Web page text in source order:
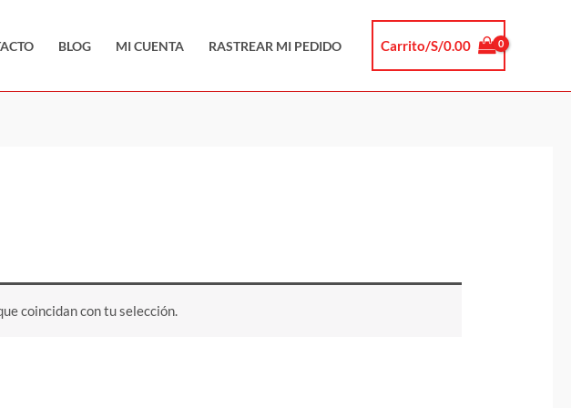
BLOG MI CUENTA RASTREAR MI PEDIDO Carrito/S/0.00
coincidan con tu selección.